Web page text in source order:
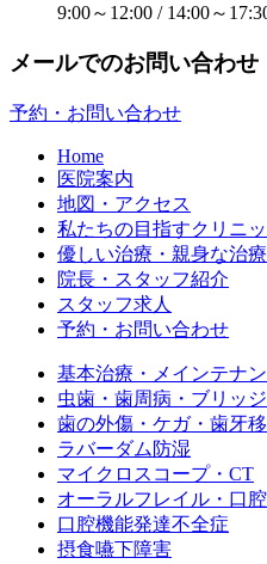
9:00～12:00 / 14:00～
メールでのお問い合わせ
予約・お問い合わせ
Home
医院案内
地図・アクセス
私たちの目指すクリニ
優しい治療・親身な治
院長・スタッフ紹介
スタッフ求人
予約・お問い合わせ
基本治療・メインテナ
虫歯・歯周病・ブリッ
歯の外傷・ケガ・歯牙
ラバーダム防湿
マイクロスコープ・CT
オーラルフレイル・口
口腔機能発達不全症
摂食嚥下障害